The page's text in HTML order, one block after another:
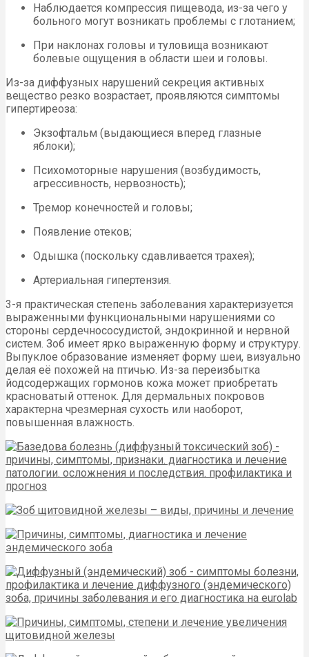
Наблюдается компрессия пищевода, из-за чего у
больного могут возникать проблемы с глотанием;
При наклонах головы и туловища возникают
болевые ощущения в области шеи и головы.
Из-за диффузных нарушений секреция активных
вещество резко возрастает, проявляются симптомы
гипертиреоза:
Экзофтальм (выдающиеся вперед глазные
яблоки);
Психомоторные нарушения (возбудимость,
агрессивность, нервозность);
Тремор конечностей и головы;
Появление отеков;
Одышка (поскольку сдавливается трахея);
Артериальная гипертензия.
3-я практическая степень заболевания характеризуется
выраженными функциональными нарушениями со
стороны сердечнососудистой, эндокринной и нервной
систем. Зоб имеет ярко выраженную форму и структуру.
Выпуклое образование изменяет форму шеи, визуально
делая её похожей на птичью. Из-за переизбытка
йодсодержащих гормонов кожа может приобретать
красноватый оттенок. Для дермальных покровов
характерна чрезмерная сухость или наоборот,
повышенная влажность.